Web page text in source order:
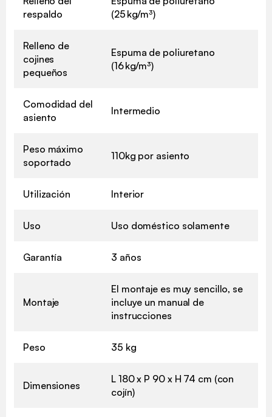
respaldo
(25 kg/m³)
Relleno de
cojines
pequeños
Espuma de poliuretano
(16 kg/m³)
Comodidad del
asiento
Intermedio
Peso máximo
soportado
110kg por asiento
Utilización Interior
Uso Uso doméstico solamente
Garantía 3 años
Montaje
El montaje es muy sencillo, se
incluye un manual de
instrucciones
Peso 35 kg
Dimensiones
L 180 x P 90 x H 74 cm (con
cojín)